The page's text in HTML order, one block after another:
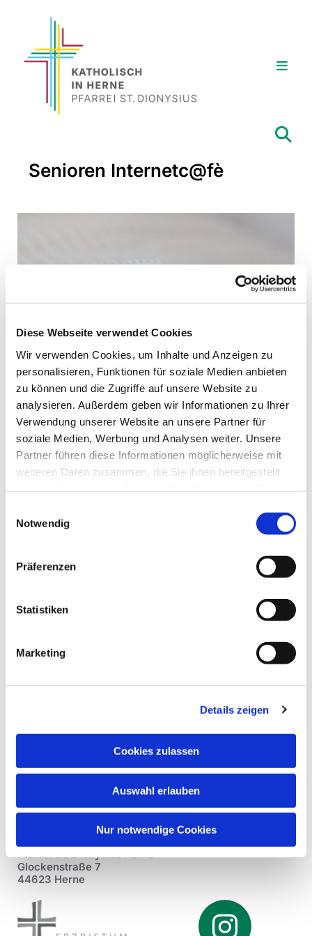
Diese Webseite verwendet Cookies
Wir verwenden Cookies, um Inhalte und Anzeigen zu
personalisieren, Funktionen für soziale Medien anbieten
zu können und die Zugriffe auf unsere Website zu
analysieren. Außerdem geben wir Informationen zu Ihrer
Verwendung unserer Website an unsere Partner für
soziale Medien, Werbung und Analysen weiter. Unsere
Partner führen diese Informationen möglicherweise mit
weiteren Daten zusammen, die Sie ihnen bereitgestellt
Notwendig
Präferenzen
Statistiken
Marketing
Details zeigen
Cookies zulassen
Auswahl erlauben
Nur notwendige Cookies
Senioren Internetc@fè
Dienstag, 1. Juni 2027, 14:00 Uhr
Gemeindezentrum Herz Jesu,
Düngelstr. 34, 44623 Herne
Glockenstraße 7
44623 Herne